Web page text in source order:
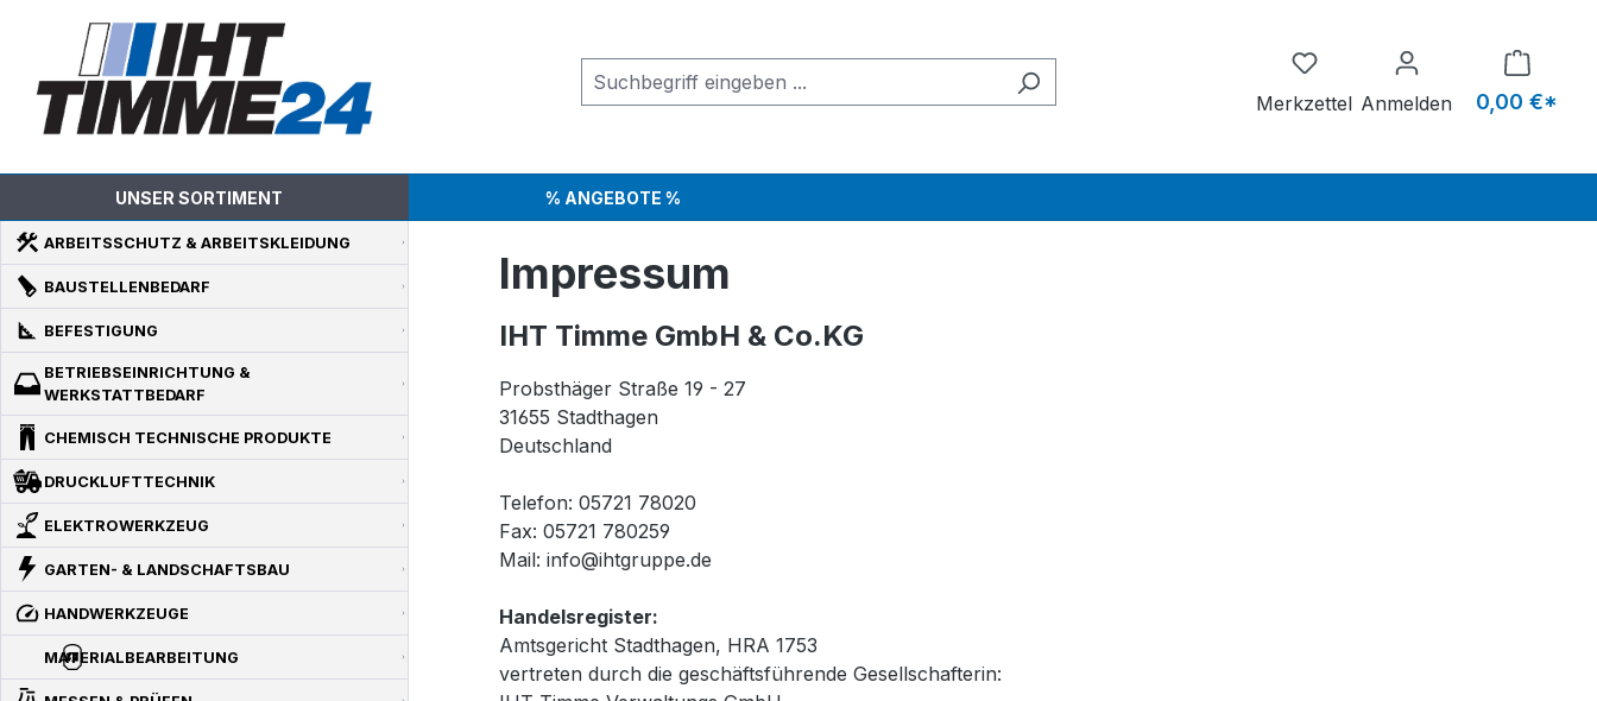
Hauptinhalt springen
Zur Suche springen
Zur Hauptnavigation springen
Du hast 0 Produkte auf dem
Merkzettel Anmelden 0,00 €*
UNSER SORTIMENT % ANGEBOTE %
ARBEITSSCHUTZ & ARBEITSKLEIDUNG
BAUSTELLENBEDARF
BEFESTIGUNG
BETRIEBSEINRICHTUNG &
WERKSTATTBEDARF
CHEMISCH TECHNISCHE PRODUKTE
DRUCKLUFTTECHNIK
ELEKTROWERKZEUG
GARTEN- & LANDSCHAFTSBAU
HANDWERKZEUGE
MATERIALBEARBEITUNG
Impressum
IHT Timme GmbH & Co.KG
Probsthäger Straße 19 - 27
31655 Stadthagen
Deutschland
Telefon: 05721 78020
Fax: 05721 780259
Mail: info@ihtgruppe.de
Handelsregister:
Amtsgericht Stadthagen, HRA 1753
vertreten durch die geschäftsführende Gesellschafterin: